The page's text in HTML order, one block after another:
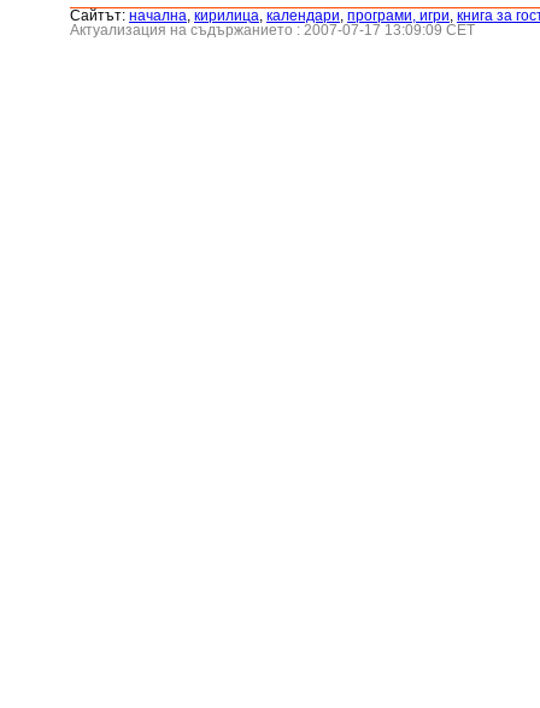
Сайтът: началнa, кирилица, календари, програми, игри, книга за
Актуализация на съдържанието : 2007-07-17 13:09:09 CET